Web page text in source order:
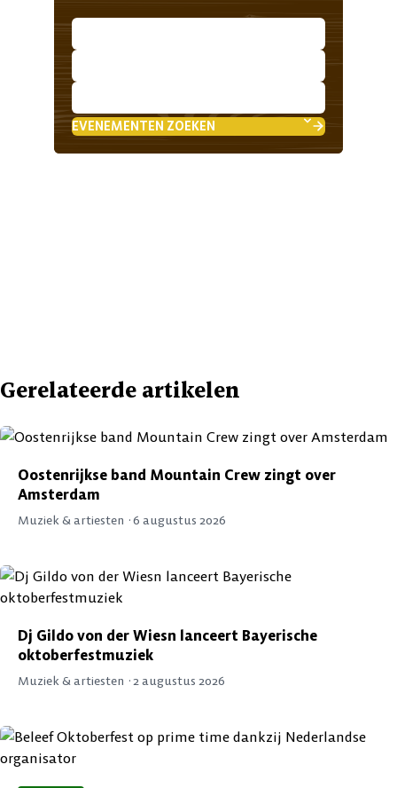
EVENEMENTEN ZOEKEN
Gerelateerde artikelen
Oostenrijkse band Mountain Crew zingt over
Amsterdam
Muziek & artiesten ·6 augustus 2026
Dj Gildo von der Wiesn lanceert Bayerische
oktoberfestmuziek
Muziek & artiesten ·2 augustus 2026